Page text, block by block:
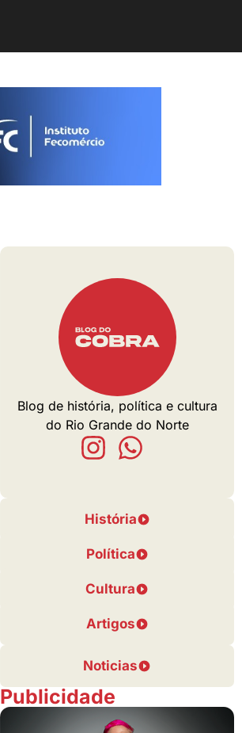
Blog de história, política e cultura
do Rio Grande do Norte
História
Política
Cultura
Artigos
Noticias
Publicidade